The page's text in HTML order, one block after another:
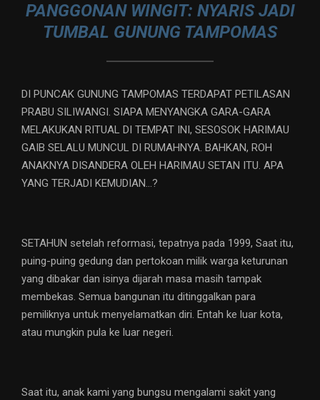
PANGGONAN WINGIT: NYARIS JADI
TUMBAL GUNUNG TAMPOMAS
DI PUNCAK GUNUNG TAMPOMAS TERDAPAT PETILASAN
PRABU SILIWANGI. SIAPA MENYANGKA GARA-GARA
MELAKUKAN RITUAL DI TEMPAT INI, SESOSOK HARIMAU
GAIB SELALU MUNCUL DI RUMAHNYA. BAHKAN, ROH
ANAKNYA DISANDERA OLEH HARIMAU SETAN ITU. APA
YANG TERJADI KEMUDIAN…?
SETAHUN setelah reformasi, tepatnya pada 1999, Saat itu,
puing-puing gedung dan pertokoan milik warga keturunan
yang dibakar dan isinya dijarah masa masih tampak
membekas. Semua bangunan itu ditinggalkan para
pemiliknya untuk menyelamatkan diri. Entah ke luar kota,
atau mungkin pula ke luar negeri.
Saat itu, anak kami yang bungsu mengalami sakit yang